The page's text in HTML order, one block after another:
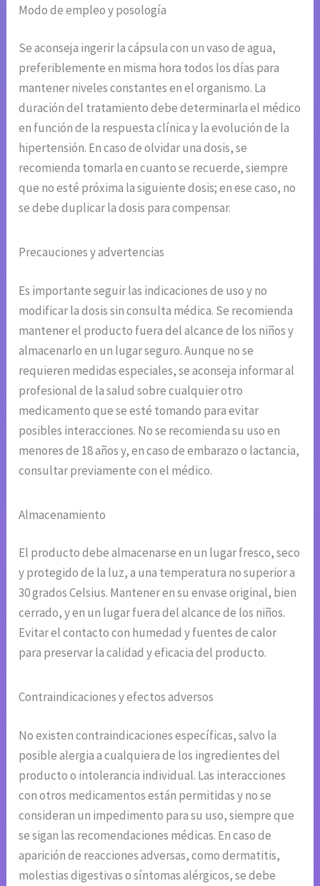
Modo de empleo y posología
Se aconseja ingerir la cápsula con un vaso de agua,
preferiblemente en misma hora todos los días para
mantener niveles constantes en el organismo. La
duración del tratamiento debe determinarla el médico
en función de la respuesta clínica y la evolución de la
hipertensión. En caso de olvidar una dosis, se
recomienda tomarla en cuanto se recuerde, siempre
que no esté próxima la siguiente dosis; en ese caso, no
se debe duplicar la dosis para compensar.
Precauciones y advertencias
Es importante seguir las indicaciones de uso y no
modificar la dosis sin consulta médica. Se recomienda
mantener el producto fuera del alcance de los niños y
almacenarlo en un lugar seguro. Aunque no se
requieren medidas especiales, se aconseja informar al
profesional de la salud sobre cualquier otro
medicamento que se esté tomando para evitar
posibles interacciones. No se recomienda su uso en
menores de 18 años y, en caso de embarazo o lactancia,
consultar previamente con el médico.
Almacenamiento
El producto debe almacenarse en un lugar fresco, seco
y protegido de la luz, a una temperatura no superior a
30 grados Celsius. Mantener en su envase original, bien
cerrado, y en un lugar fuera del alcance de los niños.
Evitar el contacto con humedad y fuentes de calor
para preservar la calidad y eficacia del producto.
Contraindicaciones y efectos adversos
No existen contraindicaciones específicas, salvo la
posible alergia a cualquiera de los ingredientes del
producto o intolerancia individual. Las interacciones
con otros medicamentos están permitidas y no se
consideran un impedimento para su uso, siempre que
se sigan las recomendaciones médicas. En caso de
aparición de reacciones adversas, como dermatitis,
molestias digestivas o síntomas alérgicos, se debe